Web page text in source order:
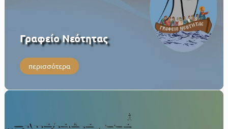
Γραφείο Νεότητας
περισσότερα